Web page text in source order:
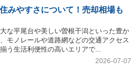
みやすさについて！売却相場も
な平尾台や美しい曽根干潟といった豊か
モノレールや道路網などの交通アクセス
う生活利便性の高いエリアで...
2026-07-07